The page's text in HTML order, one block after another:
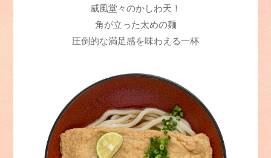
威風堂々のかしわ天！
角が立った太めの麺
圧倒的な満足感を味わえる一杯